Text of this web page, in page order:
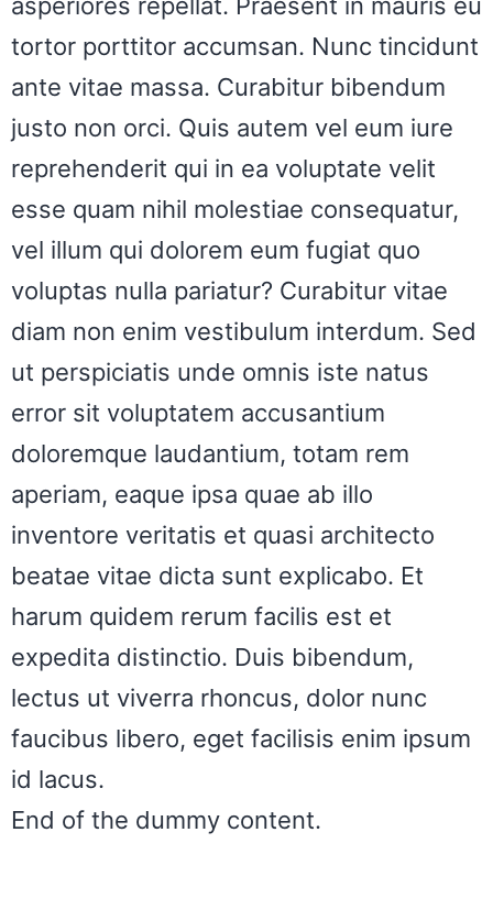
asperiores repellat. Praesent in mauris eu
tortor porttitor accumsan. Nunc tincidunt
ante vitae massa. Curabitur bibendum
justo non orci. Quis autem vel eum iure
reprehenderit qui in ea voluptate velit
esse quam nihil molestiae consequatur,
vel illum qui dolorem eum fugiat quo
voluptas nulla pariatur? Curabitur vitae
diam non enim vestibulum interdum. Sed
ut perspiciatis unde omnis iste natus
error sit voluptatem accusantium
doloremque laudantium, totam rem
aperiam, eaque ipsa quae ab illo
inventore veritatis et quasi architecto
beatae vitae dicta sunt explicabo. Et
harum quidem rerum facilis est et
expedita distinctio. Duis bibendum,
lectus ut viverra rhoncus, dolor nunc
faucibus libero, eget facilisis enim ipsum
id lacus.
End of the dummy content.